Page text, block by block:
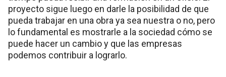
proyecto sigue luego en darle la posibilidad de que
pueda trabajar en una obra ya sea nuestra o no, pero
lo fundamental es mostrarle a la sociedad cómo se
puede hacer un cambio y que las empresas
podemos contribuir a lograrlo.